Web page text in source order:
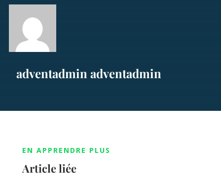
adventadmin adventadmin
EN APPRENDRE PLUS
Article liée